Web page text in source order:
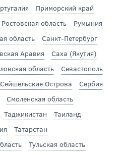
Приморский край
Ростовская область
Румыния
область
Санкт-Петербург
Аравия
Саха (Якутия)
область
Севастополь
Сейшельские Острова
Сербия
Смоленская область
Таджикистан
Таиланд
Татарстан
Тульская область